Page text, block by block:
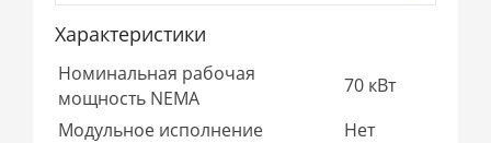
Характеристики
Номинальная рабочая
мощность NEMA
70 кВт
Модульное исполнение
Нет